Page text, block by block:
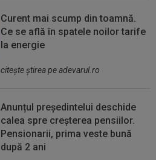
Curent mai scump din toamnă.
Ce se află în spatele noilor tarife
la energie
citeşte ştirea pe adevarul.ro
Anunțul președintelui deschide
calea spre creșterea pensiilor.
Pensionarii, prima veste bună
după 2 ani